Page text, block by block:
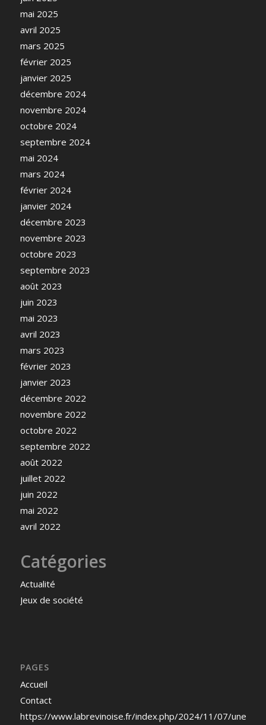
mai 2025
avril 2025
mars 2025
février 2025
janvier 2025
décembre 2024
novembre 2024
octobre 2024
septembre 2024
mai 2024
mars 2024
février 2024
janvier 2024
décembre 2023
novembre 2023
octobre 2023
septembre 2023
août 2023
juin 2023
mai 2023
avril 2023
mars 2023
février 2023
janvier 2023
décembre 2022
novembre 2022
octobre 2022
septembre 2022
août 2022
juillet 2022
juin 2022
mai 2022
avril 2022
Catégories
Actualité
Jeux de société
PAGES
Accueil
Contact
https://www.labrevinoise.fr/index.php/2024/11/07/une-